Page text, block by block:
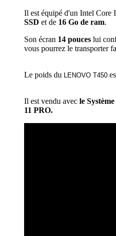
Il est équipé d'un Intel Core
SSD et de 16 Go de ram.
Son écran 14 pouces lui
vous pourrez le transporter
Le poids du LENOVO T450
Il est vendu avec le
11 PRO.